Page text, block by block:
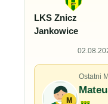
LKS Znicz
Jankowice
M
Ostatni